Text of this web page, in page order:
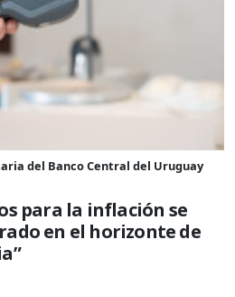
del Banco Central del Uruguay
para la inflación se
en el horizonte de